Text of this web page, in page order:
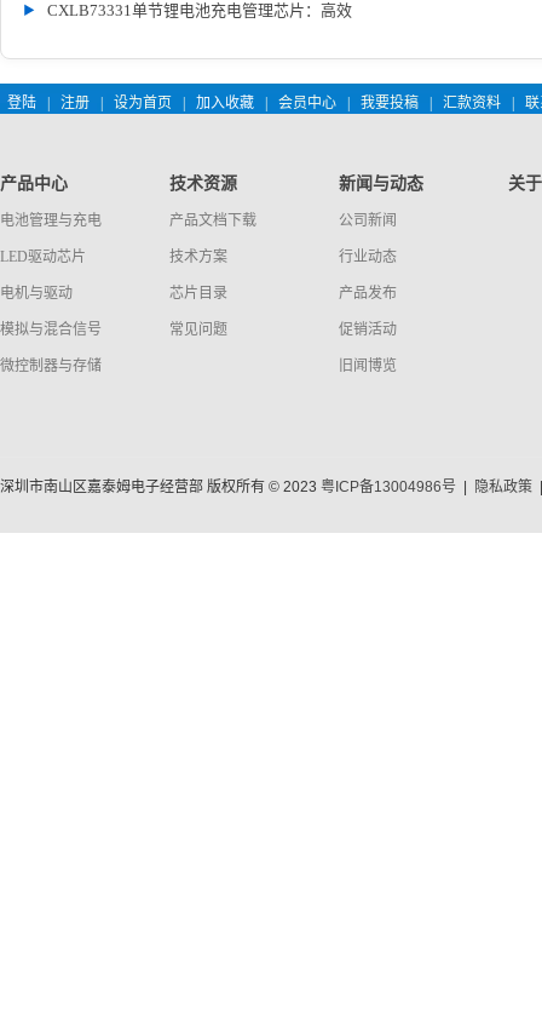
CXLB73331单节锂电池充电管理芯片：高效
登陆 注册 设为首页 加入收藏 会员中心 我要投稿 汇款资料
产品中心
电池管理与充电
LED驱动芯片
电机与驱动
模拟与混合信号
微控制器与存储
技术资源
产品文档下载
技术方案
芯片目录
常见问题
新闻与动态
公司新闻
行业动态
产品发布
促销活动
旧闻博览
关
深圳市南山区嘉泰姆电子经营部 版权所有 © 2023 粤ICP备13004986号 隐私政策